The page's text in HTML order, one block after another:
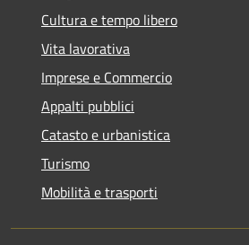
Cultura e tempo libero
Vita lavorativa
Imprese e Commercio
Appalti pubblici
Catasto e urbanistica
Turismo
Mobilità e trasporti